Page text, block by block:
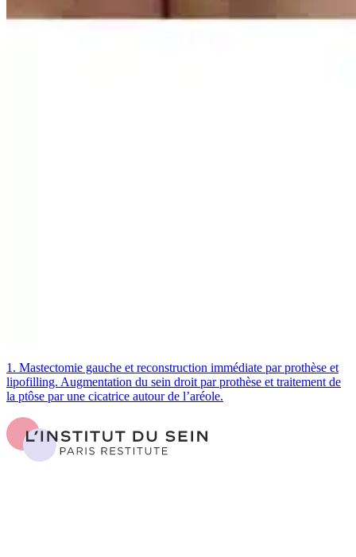
1. Mastectomie gauche et reconstruction immédiate par prothèse et
lipofilling. Augmentation du sein droit par prothèse et traitement de
la ptôse par une cicatrice autour de l’aréole.